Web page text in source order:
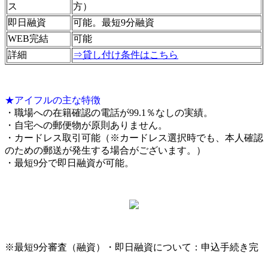
ス
方）
即日融資
可能。最短9分融資
WEB完結
可能
詳細
⇒貸し付け条件はこちら
★アイフルの主な特徴
・職場への在籍確認の電話が99.1％なしの実績。
・自宅への郵便物が原則ありません。
・カードレス取引可能（※カードレス選択時でも、本人確認
のための郵送が発生する場合がございます。）
・最短9分で即日融資が可能。
※最短9分審査（融資）・即日融資について：申込手続き完